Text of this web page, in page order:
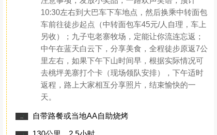
在草甸上我们可以自由奔跑、呐喊，生活可以如此有趣
偶尔在街头独特的风景驻足